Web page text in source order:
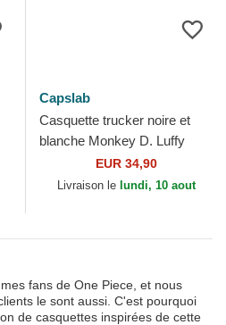
Capslab
Casquette trucker noire et
blanche Monkey D. Luffy
MON1 One Piece Capslab
EUR 34,90
Livraison le lundi, 10 aout
fans de One Piece, et nous
le sont aussi. C'est pourquoi
de casquettes inspirées de cette